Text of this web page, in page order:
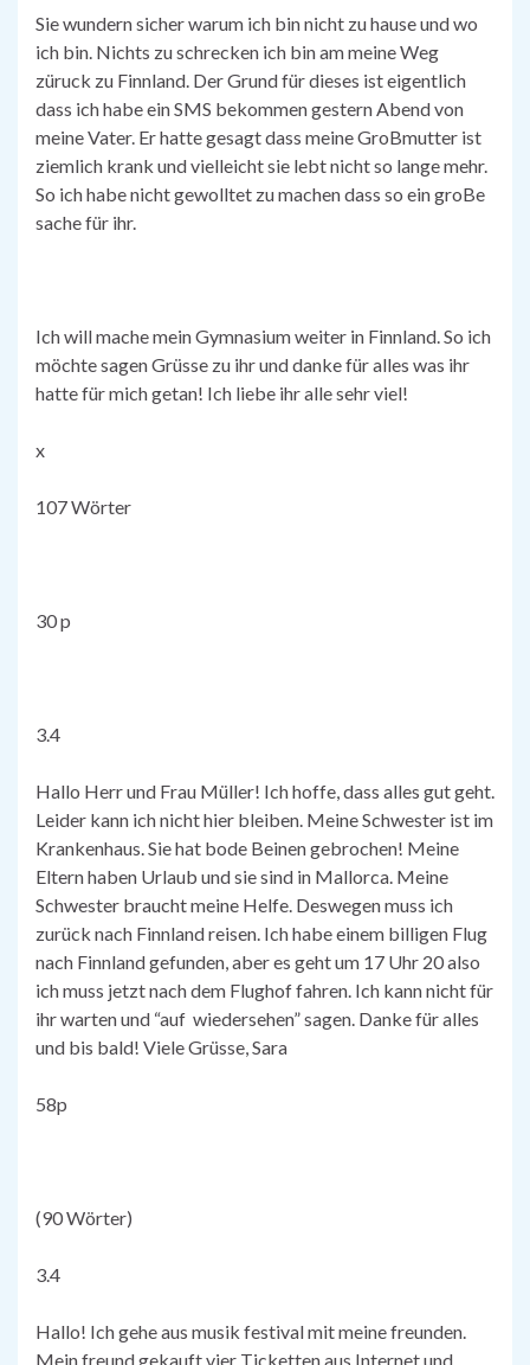
Sie wundern sicher warum ich bin nicht zu hause und wo
ich bin. Nichts zu schrecken ich bin am meine Weg
züruck zu Finnland. Der Grund für dieses ist eigentlich
dass ich habe ein SMS bekommen gestern Abend von
meine Vater. Er hatte gesagt dass meine GroBmutter ist
ziemlich krank und vielleicht sie lebt nicht so lange mehr.
So ich habe nicht gewolltet zu machen dass so ein groBe
sache für ihr.
Ich will mache mein Gymnasium weiter in Finnland. So ich
möchte sagen Grüsse zu ihr und danke für alles was ihr
hatte für mich getan! Ich liebe ihr alle sehr viel!
x
107 Wörter
30 p
3.4
Hallo Herr und Frau Müller! Ich hoffe, dass alles gut geht.
Leider kann ich nicht hier bleiben. Meine Schwester ist im
Krankenhaus. Sie hat bode Beinen gebrochen! Meine
Eltern haben Urlaub und sie sind in Mallorca. Meine
Schwester braucht meine Helfe. Deswegen muss ich
zurück nach Finnland reisen. Ich habe einem billigen Flug
nach Finnland gefunden, aber es geht um 17 Uhr 20 also
ich muss jetzt nach dem Flughof fahren. Ich kann nicht für
ihr warten und “auf wiedersehen” sagen. Danke für alles
und bis bald! Viele Grüsse, Sara
58p
(90 Wörter)
3.4
Hallo! Ich gehe aus musik festival mit meine freunden.
Mein freund gekauft vier Ticketten aus Internet und